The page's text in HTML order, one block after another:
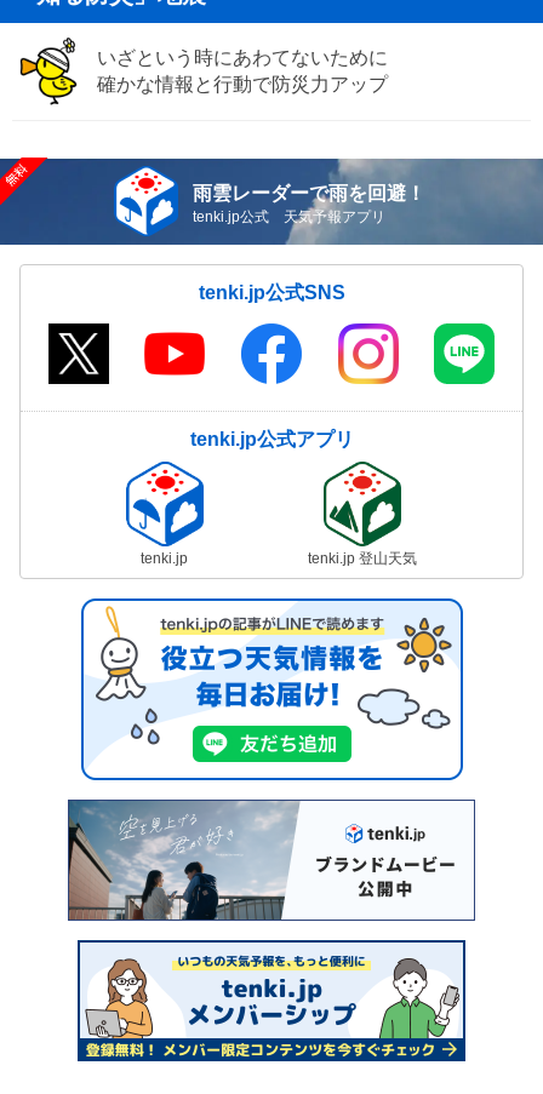
いざという時にあわてないために
確かな情報と行動で防災力アップ
雨雲レーダーで雨を回避！
tenki.jp公式 天気予報アプリ
tenki.jp公式SNS
tenki.jp公式アプリ
tenki.jp tenki.jp 登山天気